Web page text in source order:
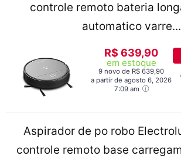
controle remoto bateria
automatico varre...
R$ 639,90
em estoque
9 novo de R$ 639,90
a partir de agosto 6, 2026
7:09 am
Aspirador de po robo
controle remoto base